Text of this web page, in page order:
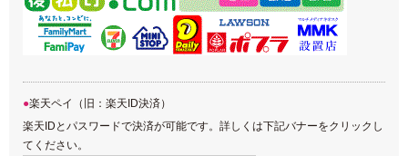
楽天ペイ（旧：楽天ID決済）
楽天IDとパスワードで決済が可能です。詳しくは下記バナーをクリックし
てください。